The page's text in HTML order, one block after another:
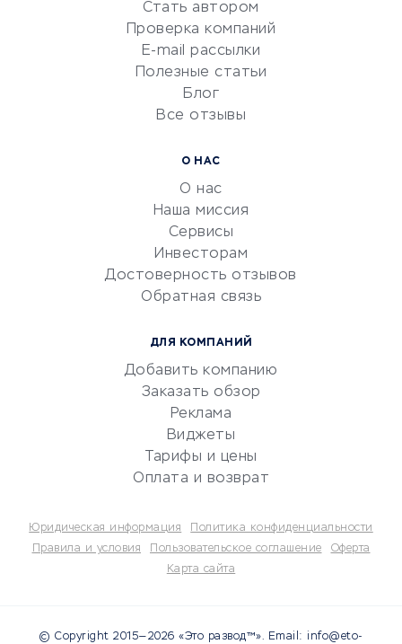
Сервисы по поиску работы
Сетевой маркетинг
УСЛУГИ ДЛЯ БИЗНЕСА
документооборот
Юридические компании
Бухгалтерия онлайн
Потребительские кредиты
Стать автором
Проверка компаний
E-mail рассылки
Полезные статьи
Блог
Все отзывы
О НАС
О нас
Наша миссия
Сервисы
Инвесторам
Достоверность отзывов
Обратная связь
ДЛЯ КОМПАНИЙ
Добавить компанию
Заказать обзор
Реклама
Виджеты
Тарифы и цены
Оплата и возврат
Юридическая информация
Политика конфиденциальности
Правила и условия
Пользовательское соглашение
Оферта
Карта сайта
© Copyright 2015—2026 «Это развод™». Email: info@eto-